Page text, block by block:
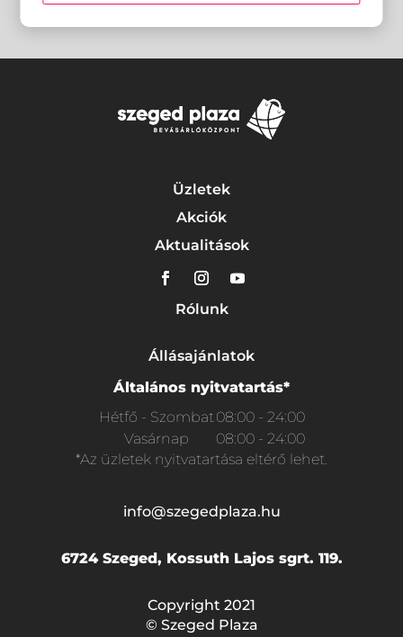
Üzletek
Akciók
Aktualitások
Rólunk
Állásajánlatok
Általános nyitvatartás*
Hétfő - Szombat08:00 - 24:00
Vasárnap
08:00 - 24:00
*Az üzletek nyitvatartása eltérő lehet.
info@szegedplaza.hu
6724 Szeged, Kossuth Lajos sgrt. 119.
Copyright 2021
© Szeged Plaza